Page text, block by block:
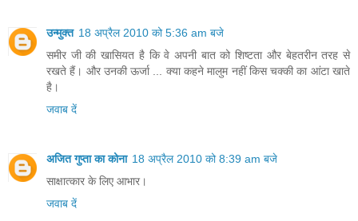
उन्मुक्त 18 अप्रैल 2010 को 5:36 am बजे
समीर जी की खासियत है कि वे अपनी बात को शिष्टता और बेहतरीन तरह से
रखते हैं। और उनकी ऊर्जा ... क्या कहने मालुम नहीं किस चक्की का आंटा खाते
है।
जवाब दें
अजित गुप्ता का कोना 18 अप्रैल 2010 को 8:39 am बजे
साक्षात्‍कार के लिए आभार।
जवाब दें